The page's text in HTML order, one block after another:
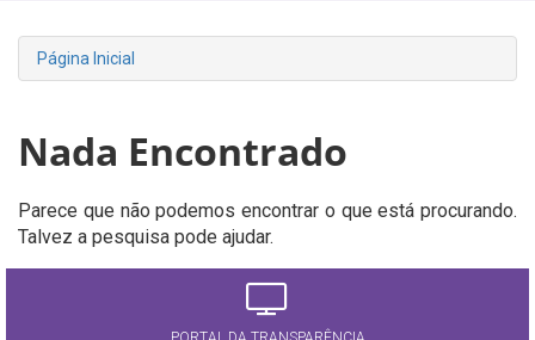
Página Inicial
Nada Encontrado
Parece que não podemos encontrar o que está procurando.
Talvez a pesquisa pode ajudar.